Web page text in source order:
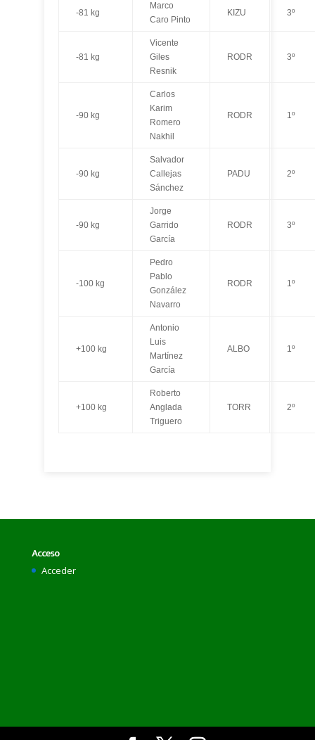
-81 kg
Marco
Caro Pinto
KIZU 3º
-81 kg
Vicente
Giles
Resnik
RODR 3º
-90 kg
Carlos
Karim
Romero
Nakhil
RODR 1º
-90 kg
Salvador
Callejas
Sánchez
PADU 2º
-90 kg
Jorge
Garrido
García
RODR 3º
-100 kg
Pedro
Pablo
González
Navarro
RODR 1º
+100 kg
Antonio
Luis
Martínez
García
ALBO 1º
+100 kg
Roberto
Anglada
Triguero
TORR 2º
Acceso
Acceder